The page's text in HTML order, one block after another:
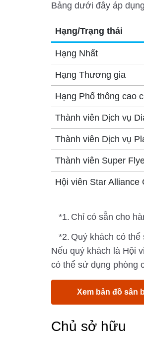
Bảng dưới đây áp
Hạng/Trạng thái
Hạng Nhất
Hạng Thương gia
Hạng Phổ thông cao
Thành viên Dịch vụ
Thành viên Dịch vụ
Thành viên Super
Hội viên Star Alliance
*1. Chỉ có sẵn cho
*2. Quý khách có
Nếu quý khách là Hội
có thể sử dụng phòng
Xem bản đồ sân
Chủ sở hữu